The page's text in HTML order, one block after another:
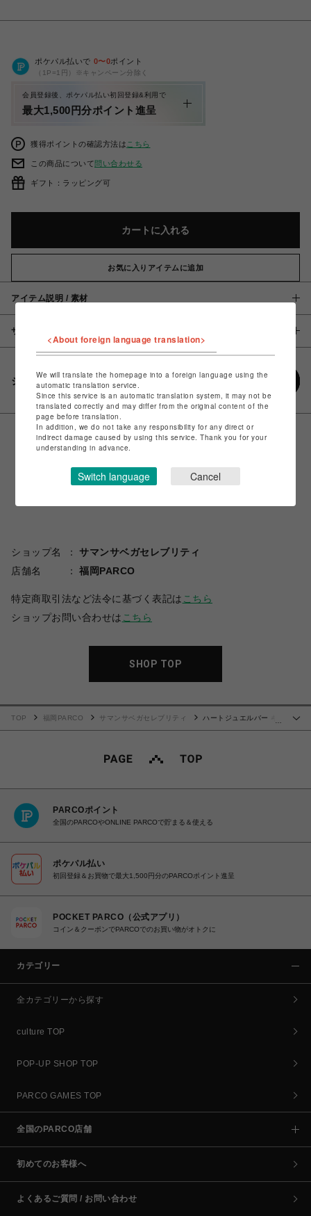
ポケパル払いで 0〜0ポイント
（1P=1円）※キャンペーン分除く
会員登録後、ポケパル払い初回登録&利用で
最大1,500円分ポイント進呈
獲得ポイントの確認方法は こちら
この商品について問い合わせる
ギフト：ラッピング可
カートに入れる
お気に入りアイテムに追加
アイテム説明 / 素材
サイズ
シェアする
ショップ名
サマンサベガセレブリティ
店舗名
福岡PARCO
特定商取引法など法令に基づく表記は こちら
ショップお問い合わせは こちら
SHOP TOP
…
TOP 福岡PARCO サマンサベガセレブリティ
ハートジュエルバー キ
PARCOポイント
全国のPARCOやONLINE PARCOで貯まる＆使える
ポケパル払い
初回登録＆お買物で最大1,500円分のPARCOポイント進呈
POCKET PARCO（公式アプリ）
コイン＆クーポンでPARCOでのお買い物がオトクに
カテゴリー
全カテゴリーから探す
culture TOP
POP-UP SHOP TOP
PARCO GAMES TOP
全国のPARCO店舗
初めてのお客様へ
よくあるご質問 / お問い合わせ
<About foreign language translation>
We will translate the homepage into a foreign language using the
automatic translation service.
Since this service is an automatic translation system, it may not be
translated correctly and may differ from the original content of the
page before translation.
In addition, we do not take any responsibility for any direct or
indirect damage caused by using this service. Thank you for your
understanding in advance.
Switch language Cancel